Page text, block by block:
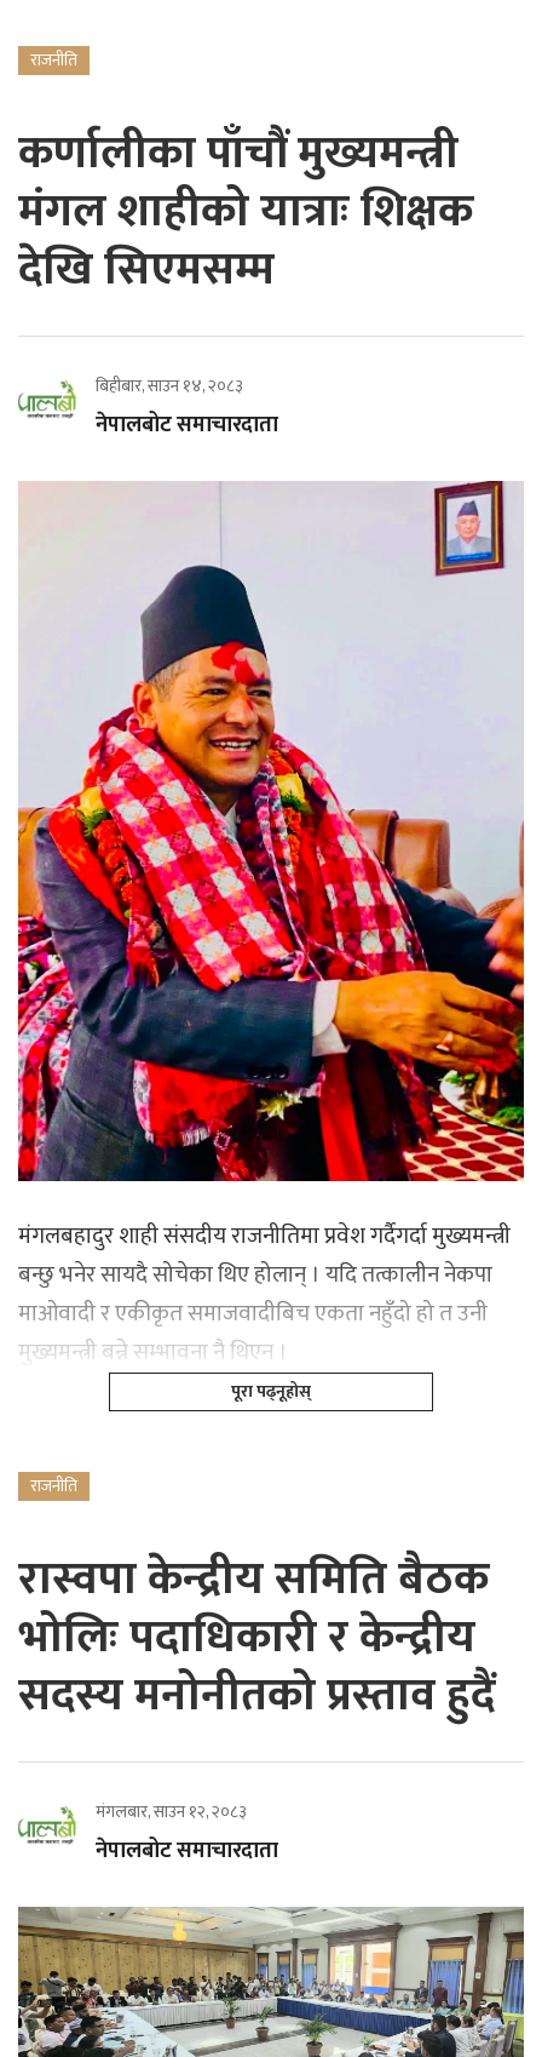
राजनीति
कर्णालीका पाँचौं मुख्यमन्त्री
मंगल शाहीको यात्राः शिक्षक
देखि सिएमसम्म
बिहीबार, साउन १४, २०८३
नेपालबोट समाचारदाता
मंगलबहादुर शाही संसदीय राजनीतिमा प्रवेश गर्दैगर्दा मुख्यमन्त्री
बन्छु भनेर सायदै सोचेका थिए होलान् । यदि तत्कालीन नेकपा
माओवादी र एकीकृत समाजवादीबिच एकता नहुँदो हो त उनी
मुख्यमन्त्री बन्ने सम्भावना नै थिएन ।
पूरा पढ्नूहोस्
राजनीति
रास्वपा केन्द्रीय समिति बैठक
भोलिः पदाधिकारी र केन्द्रीय
सदस्य मनोनीतको प्रस्ताव हुदैं
मंगलबार, साउन १२, २०८३
नेपालबोट समाचारदाता